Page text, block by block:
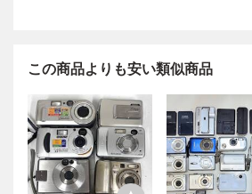
この商品よりも安い類似商品